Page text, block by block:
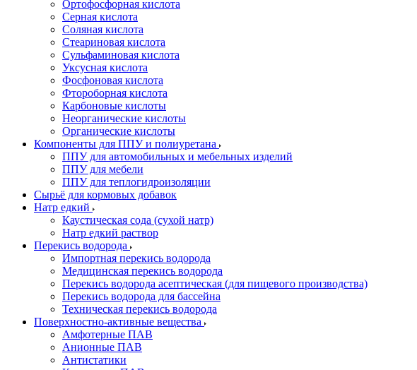
Ортофосфорная кислота
Серная кислота
Соляная кислота
Стеариновая кислота
Сульфаминовая кислота
Уксусная кислота
Фосфоновая кислота
Фтороборная кислота
Карбоновые кислоты
Неорганические кислоты
Органические кислоты
Компоненты для ППУ и полиуретана
ППУ для автомобильных и мебельных изделий
ППУ для мебели
ППУ для теплогидроизоляции
Сырьё для кормовых добавок
Натр едкий
Каустическая сода (сухой натр)
Натр едкий раствор
Перекись водорода
Импортная перекись водорода
Медицинская перекись водорода
Перекись водорода асептическая (для пищевого производства)
Перекись водорода для бассейна
Техническая перекись водорода
Поверхностно-активные вещества
Амфотерные ПАВ
Анионные ПАВ
Антистатики